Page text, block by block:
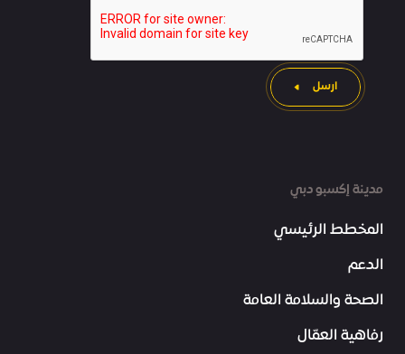
مدينة إكسبو دبي
المخطط الرئيسي
الدعم
الصحة والسلامة العامة
رفاهية العمّال
ارسل